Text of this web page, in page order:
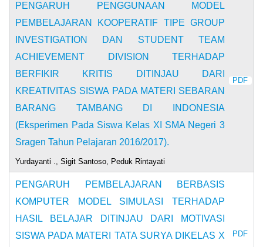
PENGARUH PENGGUNAAN MODEL
PEMBELAJARAN KOOPERATIF TIPE GROUP
INVESTIGATION DAN STUDENT TEAM
ACHIEVEMENT DIVISION TERHADAP
BERFIKIR KRITIS DITINJAU DARI
KREATIVITAS SISWA PADA MATERI SEBARAN
BARANG TAMBANG DI INDONESIA
(Eksperimen Pada Siswa Kelas XI SMA Negeri 3
Sragen Tahun Pelajaran 2016/2017).
Yurdayanti ., Sigit Santoso, Peduk Rintayati
PDF
PENGARUH PEMBELAJARAN BERBASIS
KOMPUTER MODEL SIMULASI TERHADAP
HASIL BELAJAR DITINJAU DARI MOTIVASI
SISWA PADA MATERI TATA SURYA DIKELAS X
PDF